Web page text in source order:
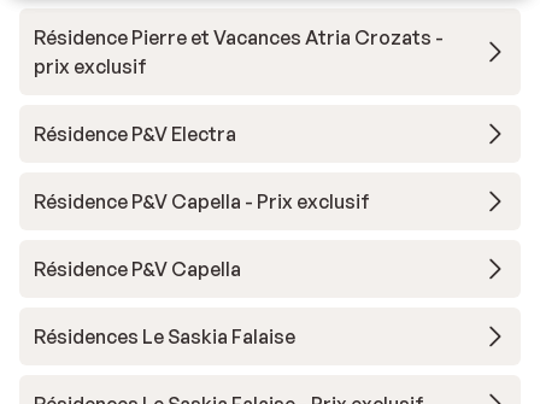
Résidence Pierre et Vacances Atria Crozats -
prix exclusif
Résidence P&V Electra
Résidence P&V Capella - Prix exclusif
Résidence P&V Capella
Résidences Le Saskia Falaise